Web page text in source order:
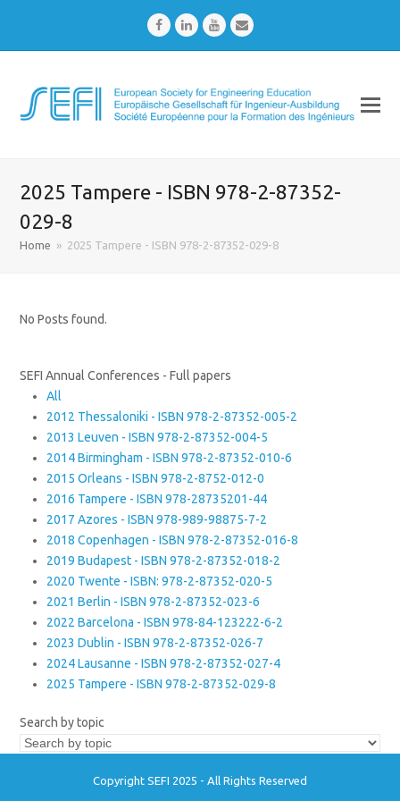
FacebookLinkedInYoutubeEmail
2025 Tampere - ISBN 978-2-87352-
029-8
Home » 2025 Tampere - ISBN 978-2-87352-029-8
No Posts found.
SEFI Annual Conferences - Full papers
All
2012 Thessaloniki - ISBN 978-2-87352-005-2
2013 Leuven - ISBN 978-2-87352-004-5
2014 Birmingham - ISBN 978-2-87352-010-6
2015 Orleans - ISBN 978-2-8752-012-0
2016 Tampere - ISBN 978-28735201-44
2017 Azores - ISBN 978-989-98875-7-2
2018 Copenhagen - ISBN 978-2-87352-016-8
2019 Budapest - ISBN 978-2-87352-018-2
2020 Twente - ISBN: 978-2-87352-020-5
2021 Berlin - ISBN 978-2-87352-023-6
2022 Barcelona - ISBN 978-84-123222-6-2
2023 Dublin - ISBN 978-2-87352-026-7
2024 Lausanne - ISBN 978-2-87352-027-4
2025 Tampere - ISBN 978-2-87352-029-8
Search by topic
Copyright SEFI 2025 - All Rights Reserved